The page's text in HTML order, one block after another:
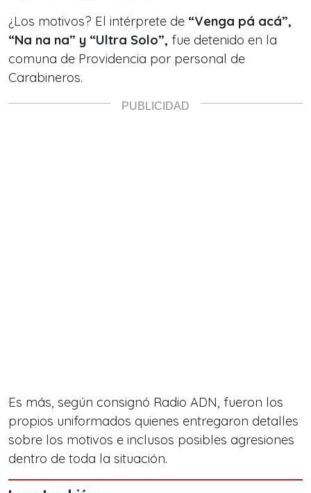
¿Los motivos? El intérprete de “Venga pá acá”,
“Na na na” y “Ultra Solo”, fue detenido en la
comuna de Providencia por personal de
Carabineros.
Es más, según consignó Radio ADN, fueron los
propios uniformados quienes entregaron detalles
sobre los motivos e inclusos posibles agresiones
dentro de toda la situación.